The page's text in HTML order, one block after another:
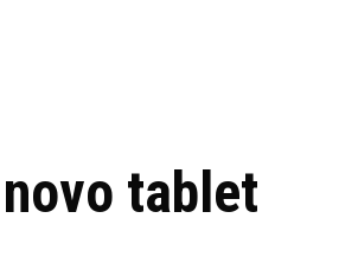
tablet